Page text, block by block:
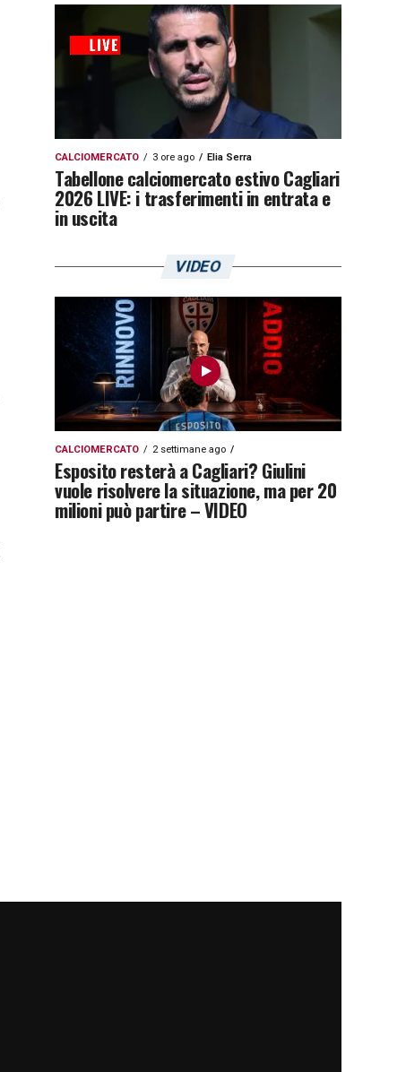
CALCIOMERCATO 3 ore ago Elia Serra
Tabellone calciomercato estivo Cagliari
2026 LIVE: i trasferimenti in entrata e
in uscita
VIDEO
CALCIOMERCATO 2 settimane ago
Esposito resterà a Cagliari? Giulini
vuole risolvere la situazione, ma per 20
milioni può partire – VIDEO